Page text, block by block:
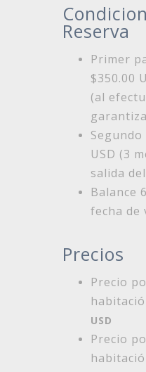
Reserva
Primer
$350.00
(al
Segundo
USD (3
salida
Balance
fecha de
Precios
Precio
USD
Precio